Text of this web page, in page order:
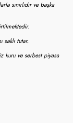
sınırlıdır ve başka
saklı tutar.
kuru ve serbest piyasa